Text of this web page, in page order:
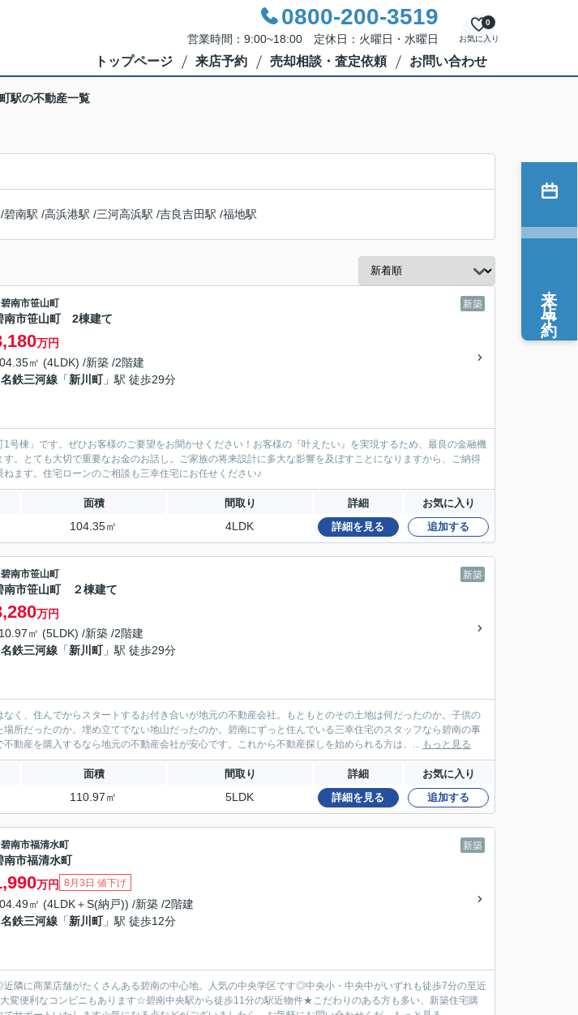
0800-200-3519
営業時間：9:00~18:00 定休日：火曜日・水曜日 お気に入り
0
トップページ 来店予約 売却相談・査定依頼 お問い合わせ
駅の不動産一覧
/碧南駅 /高浜港駅 /三河高浜駅 /吉良吉田駅 /福地駅
新築
碧南市笹山町
南市笹山町 2棟建て
万円
㎡ (4LDK) /新築 /2階建
名鉄三河線 「新川町」駅 徒歩29分
号棟」です。ぜひお客様のご要望をお聞かせください！お客様の『叶えたい』を実現するため、最良の金融機
。とても大切で重要なお金のお話し。ご家族の将来設計に多大な影響を及ぼすことになりますから、ご納得
ます。住宅ローンのご相談も三幸住宅にお任せください♪
面積 間取り 詳細 お気に入り
104.35㎡ 4LDK 詳細を見る 追加する
新築
碧南市笹山町
南市笹山町 ２棟建て
万円
㎡ (5LDK) /新築 /2階建
名鉄三河線 「新川町」駅 徒歩29分
く、住んでからスタートするお付き合いが地元の不動産会社。もともとのその土地は何だったのか。子供の
所だったのか。埋め立てでない地山だったのか。碧南にずっと住んでいる三幸住宅のスタッフなら碧南の事
動産を購入するなら地元の不動産会社が安心です。これから不動産探しを始められる方は、... もっと見る
面積 間取り 詳細 お気に入り
110.97㎡ 5LDK 詳細を見る 追加する
新築
碧南市福清水町
南市福清水町
万円 8月3日 値下げ
㎡ (4LDK＋S(納戸)) /新築 /2階建
名鉄三河線 「新川町」駅 徒歩12分
近隣に商業店舗がたくさんある碧南の中心地。人気の中央学区です◎中央小・中央中がいずれも徒歩7分の至近
変便利なコンビニもあります☆碧南中央駅から徒歩11分の駅近物件★こだわりのある方も多い、新築住宅購
来店予約